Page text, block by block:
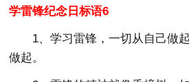
学雷锋纪念日标语6
1、学习雷锋，一切从自己做起
做起。